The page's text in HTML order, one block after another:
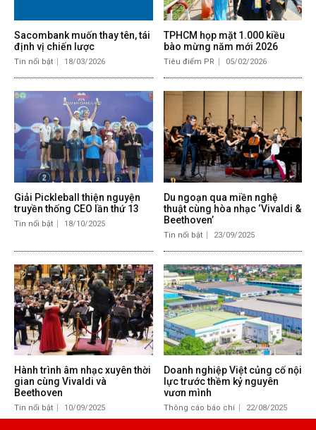
Sacombank muốn thay tên, tái
định vị chiến lược
Tin nổi bật 18/03/2026
TPHCM họp mặt 1.000 kiều
bào mừng năm mới 2026
Tiêu điểm PR 05/02/2026
Giải Pickleball thiện nguyện
truyền thống CEO lần thứ 13
Tin nổi bật 18/10/2025
Du ngoạn qua miền nghệ
thuật cùng hòa nhạc ‘Vivaldi &
Beethoven’
Tin nổi bật 23/09/2025
Hành trình âm nhạc xuyên thời
gian cùng Vivaldi và
Beethoven
Tin nổi bật 10/09/2025
Doanh nghiệp Việt củng cố nội
lực trước thềm kỷ nguyên
vươn mình
Thông cáo báo chí 22/08/2025